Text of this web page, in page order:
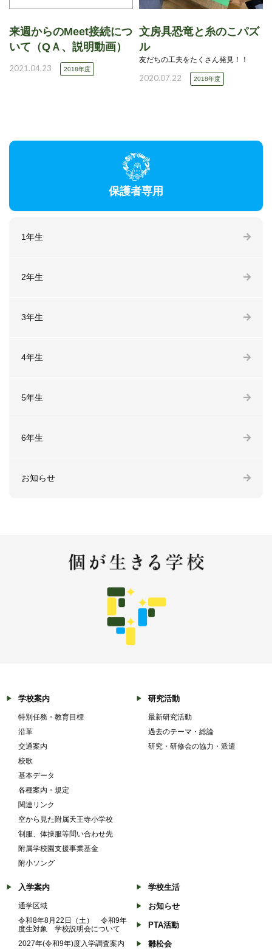
来週からのMeet接続につ
いて（QＡ、説明動画）
2021.04.23 2018年度
文房具恐竜と糸のこパズ
ル
友だちの工夫をたくさん発見！！
2020.07.22 2018年度
保護者専用
1年生
2年生
3年生
4年生
5年生
6年生
お知らせ
学校案内
特別任務・教育目標
沿革
交通案内
校歌
基本データ
各種案内・規定
関連リンク
空から見た附属天王寺小学校
制服、体操服等問い合わせ先
附属学校園支援事業基金
附小ソング
研究活動
最新研究活動
過去のテーマ・総論
研究・研修会の協力・派遣
入学案内
通学区域
令和8年8月22日（土） 令和9年
度生対象 学校説明会について
2027年(令和9年)度入学調査案内
学校生活
お知らせ
PTA活動
雛松会